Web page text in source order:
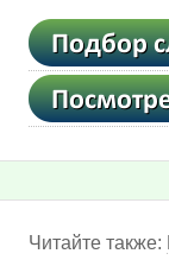
Читайте также: